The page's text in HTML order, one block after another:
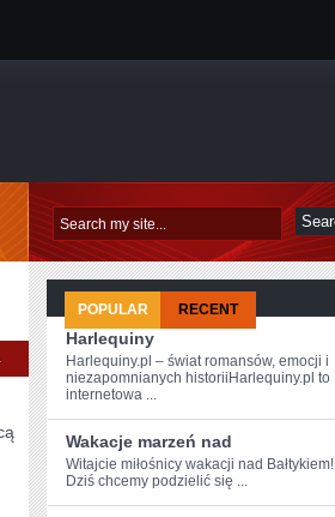
JARMARKI,
FESTIWALE
I
IMPREZY
PLENEROWE
POPULAR RECENT
Harlequiny
Harlequiny.pl – świat romansów, emocji i
niezapomnianych historiiHarlequiny.pl to
internetowa ...
Wakacje marzeń nad
Witajcie ⁣miłośnicy wakacji nad Bałtykiem!
Dziś chcemy podzielić się ...